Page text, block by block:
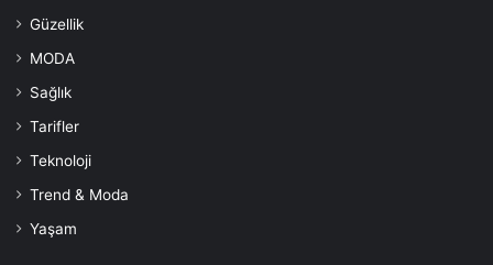
Güzellik
MODA
Sağlık
Tarifler
Teknoloji
Trend & Moda
Yaşam